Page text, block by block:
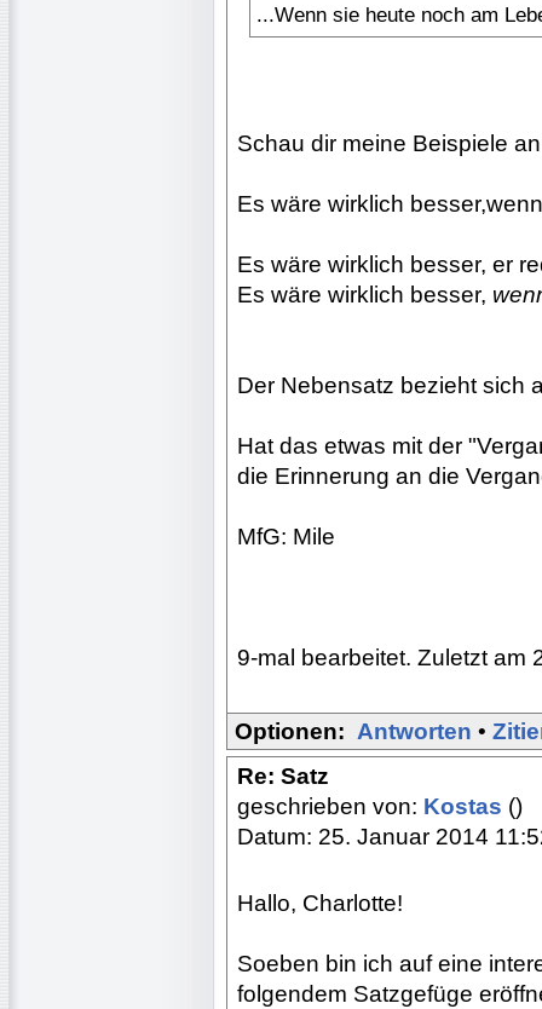
...Wenn sie heute noch am
Schau dir meine Beispiele
Es wäre wirklich
Es wäre wirklich besser, er
Es wäre wirklich besser,
Der Nebensatz bezieht sich
Hat das etwas mit der
die Erinnerung an die
MfG: Mile
9-mal bearbeitet. Zuletzt am
Optionen: Antworten •
Re: Satz
geschrieben von: Kostas ()
Datum: 25. Januar 2014
Hallo, Charlotte!
Soeben bin ich auf eine
folgendem Satzgefüge